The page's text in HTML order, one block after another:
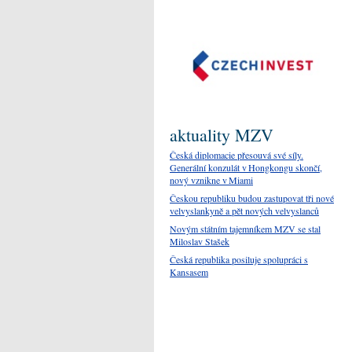
aktuality MZV
Česká diplomacie přesouvá své síly.
Generální konzulát v Hongkongu skončí,
nový vznikne v Miami
Českou republiku budou zastupovat tři nové
velvyslankyně a pět nových velvyslanců
Novým státním tajemníkem MZV se stal
Miloslav Stašek
Česká republika posiluje spolupráci s
Kansasem